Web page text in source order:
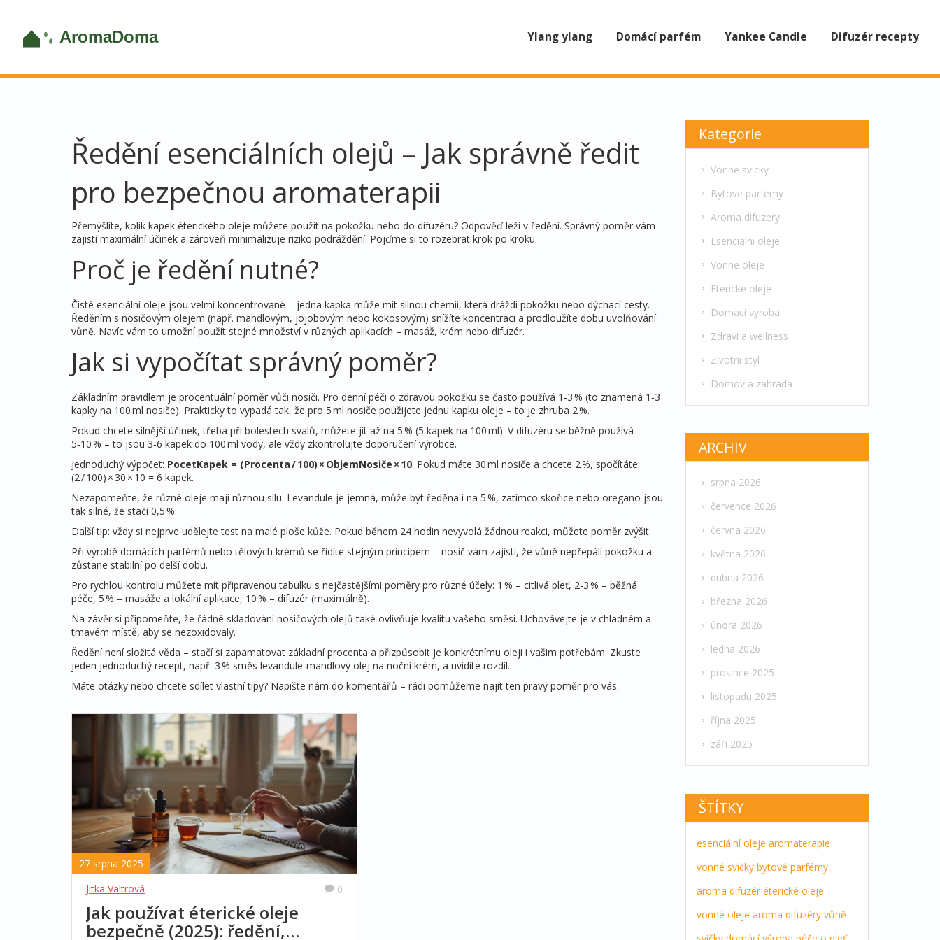
Ylang ylang Domácí parfém Yankee Candle Difuzér recepty
Ředění esenciálních olejů – Jak správně ředit
pro bezpečnou aromaterapii
Přemýšlíte, kolik kapek éterického oleje můžete použít na pokožku nebo do difuzéru? Odpověď leží v ředění. Správný poměr vám
zajistí maximální účinek a zároveň minimalizuje riziko podráždění. Pojďme si to rozebrat krok po kroku.
Proč je ředění nutné?
Čisté esenciální oleje jsou velmi koncentrované – jedna kapka může mít silnou chemii, která dráždí pokožku nebo dýchací cesty.
Ředěním s nosičovým olejem (např. mandlovým, jojobovým nebo kokosovým) snížíte koncentraci a prodloužíte dobu uvolňování
vůně. Navíc vám to umožní použít stejné množství v různých aplikacích – masáž, krém nebo difuzér.
Jak si vypočítat správný poměr?
Základním pravidlem je procentuální poměr vůči nosiči. Pro denní péči o zdravou pokožku se často používá 1‑3 % (to znamená 1‑3
kapky na 100 ml nosiče). Prakticky to vypadá tak, že pro 5 ml nosiče použijete jednu kapku oleje – to je zhruba 2 %.
Pokud chcete silnější účinek, třeba při bolestech svalů, můžete jít až na 5 % (5 kapek na 100 ml). V difuzéru se běžně používá
5‑10 % – to jsou 3‑6 kapek do 100 ml vody, ale vždy zkontrolujte doporučení výrobce.
Jednoduchý výpočet: PocetKapek = (Procenta / 100) × ObjemNosiče × 10. Pokud máte 30 ml nosiče a chcete 2 %, spočítáte:
(2 / 100) × 30 × 10 = 6 kapek.
Nezapomeňte, že různé oleje mají různou sílu. Levandule je jemná, může být ředěna i na 5 %, zatímco skořice nebo oregano jsou
tak silné, že stačí 0,5 %.
Další tip: vždy si nejprve udělejte test na malé ploše kůže. Pokud během 24 hodin nevyvolá žádnou reakci, můžete poměr zvýšit.
Při výrobě domácích parfémů nebo tělových krémů se řídíte stejným principem – nosič vám zajistí, že vůně nepřepálí pokožku a
zůstane stabilní po delší dobu.
Pro rychlou kontrolu můžete mít připravenou tabulku s nejčastějšími poměry pro různé účely: 1 % – citlivá pleť, 2‑3 % – běžná
péče, 5 % – masáže a lokální aplikace, 10 % – difuzér (maximálně).
Na závěr si připomeňte, že řádné skladování nosičových olejů také ovlivňuje kvalitu vašeho směsi. Uchovávejte je v chladném a
tmavém místě, aby se nezoxidovaly.
Ředění není složitá věda – stačí si zapamatovat základní procenta a přizpůsobit je konkrétnímu oleji i vašim potřebám. Zkuste
jeden jednoduchý recept, např. 3 % směs levandule‑mandlový olej na noční krém, a uvidíte rozdíl.
Máte otázky nebo chcete sdílet vlastní tipy? Napište nám do komentářů – rádi pomůžeme najít ten pravý poměr pro vás.
27 srpna 2025
Jitka Valtrová
0
Jak používat éterické oleje
bezpečně (2025): ředění,
Kategorie
Vonne svicky
Bytove parfémy
Aroma difuzery
Esencialni oleje
Vonne oleje
Etericke oleje
Domaci vyroba
Zdravi a wellness
Zivotni styl
Domov a zahrada
ARCHIV
srpna 2026
července 2026
června 2026
května 2026
dubna 2026
března 2026
února 2026
ledna 2026
prosince 2025
listopadu 2025
října 2025
září 2025
ŠTÍTKY
esenciální oleje aromaterapie
vonné svíčky bytové parfémy
aroma difuzér éterické oleje
vonné oleje aroma difuzéry vůně